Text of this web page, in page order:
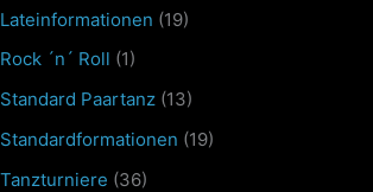
Lateinformationen (19)
Rock ´n´ Roll (1)
Standard Paartanz (13)
Standardformationen (19)
Tanzturniere (36)